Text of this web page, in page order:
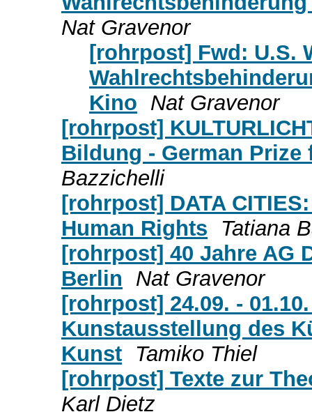
Nat Gravenor
[rohrpost] Fwd: U.S.
Kino Nat Gravenor
[rohrpost]
Bildung - German
Bazzichelli
[rohrpost] DATA
Human Rights
Tatiana
[rohrpost] 40 Jahre AG
Berlin
Nat Gravenor
[rohrpost] 24.09. -
Kunstausstellung des
Kunst
Tamiko Thiel
[rohrpost] Texte zur
Karl Dietz